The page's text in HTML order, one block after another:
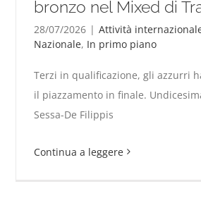
CdM Cina. Iezzi-Fabbrizi di bronzo
bronzo nel Mixed di
28/07/2026 | Attività
Nazionale, In primo piano
Terzi in qualificazione, gli azzurri
il piazzamento in finale.
Sessa-De Filippis
Continua a leggere